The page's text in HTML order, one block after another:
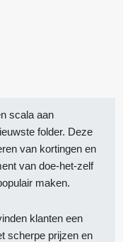
scala aan
folder. Deze
van kortingen en
van doe-het-zelf
maken.
klanten een
scherpe prijzen en